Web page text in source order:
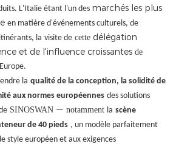
L'Italie étant l'un des marchés les plus
en matière d'événements culturels, de
la visite de cette délégation
et de l'influence croissantes de
la qualité de la conception, la solidité de
aux normes européennes des solutions
SINOSWAN — notamment la scène
de 40 pieds , un modèle parfaitement
style européen et aux exigences